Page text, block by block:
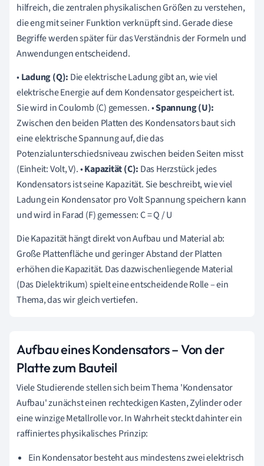
hilfreich, die zentralen physikalischen Größen zu verstehen,
die eng mit seiner Funktion verknüpft sind. Gerade diese
Begriffe werden später für das Verständnis der Formeln und
Anwendungen entscheidend.
•Ladung (Q): Die elektrische Ladung gibt an, wie viel
elektrische Energie auf dem Kondensator gespeichert ist.
Sie wird in Coulomb (C) gemessen. •Spannung (U):
Zwischen den beiden Platten des Kondensators baut sich
eine elektrische Spannung auf, die das
Potenzialunterschiedsniveau zwischen beiden Seiten misst
(Einheit: Volt, V). •Kapazität (C): Das Herzstück jedes
Kondensators ist seine Kapazität. Sie beschreibt, wie viel
Ladung ein Kondensator pro Volt Spannung speichern kann
und wird in Farad (F) gemessen: C = Q / U
Die Kapazität hängt direkt von Aufbau und Material ab:
Große Plattenfläche und geringer Abstand der Platten
erhöhen die Kapazität. Das dazwischenliegende Material
(Das Dielektrikum) spielt eine entscheidende Rolle – ein
Thema, das wir gleich vertiefen.
Aufbau eines Kondensators – Von der
Platte zum Bauteil
Viele Studierende stellen sich beim Thema 'Kondensator
Aufbau' zunächst einen rechteckigen Kasten, Zylinder oder
eine winzige Metallrolle vor. In Wahrheit steckt dahinter ein
raffiniertes physikalisches Prinzip:
Ein Kondensator besteht aus mindestens zwei elektrisch